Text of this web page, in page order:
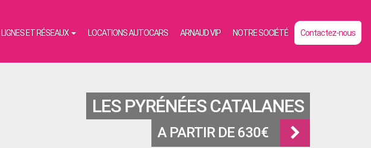
LIGNES ET RÉSEAUX LOCATIONS AUTOCARS ARNAUD VIP NOTRE SOCIÉTÉ Contactez-nous
LES PYRÉNÉES CATALANES
A PARTIR DE 630€